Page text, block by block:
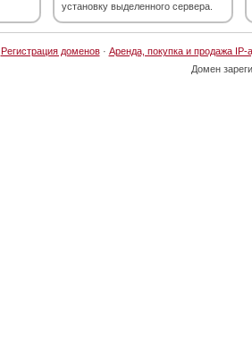
установку выделенного сервера.
Регистрация доменов· Аренда, покупка и продажа IP-
Домен